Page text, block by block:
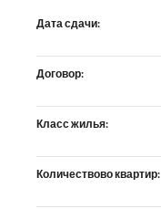
Дата сдачи:
Договор:
Класс жилья:
Количествово квартир: